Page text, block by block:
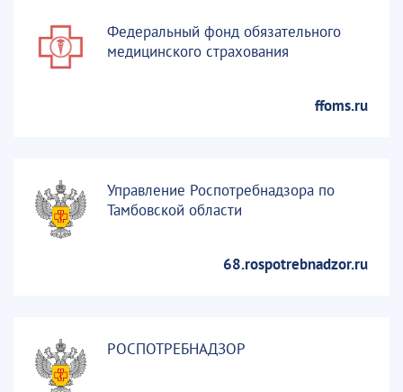
Федеральный фонд обязательного
медицинского страхования
ffoms.ru
Управление Роспотребнадзора по
Тамбовской области
68.rospotrebnadzor.ru
РОСПОТРЕБНАДЗОР